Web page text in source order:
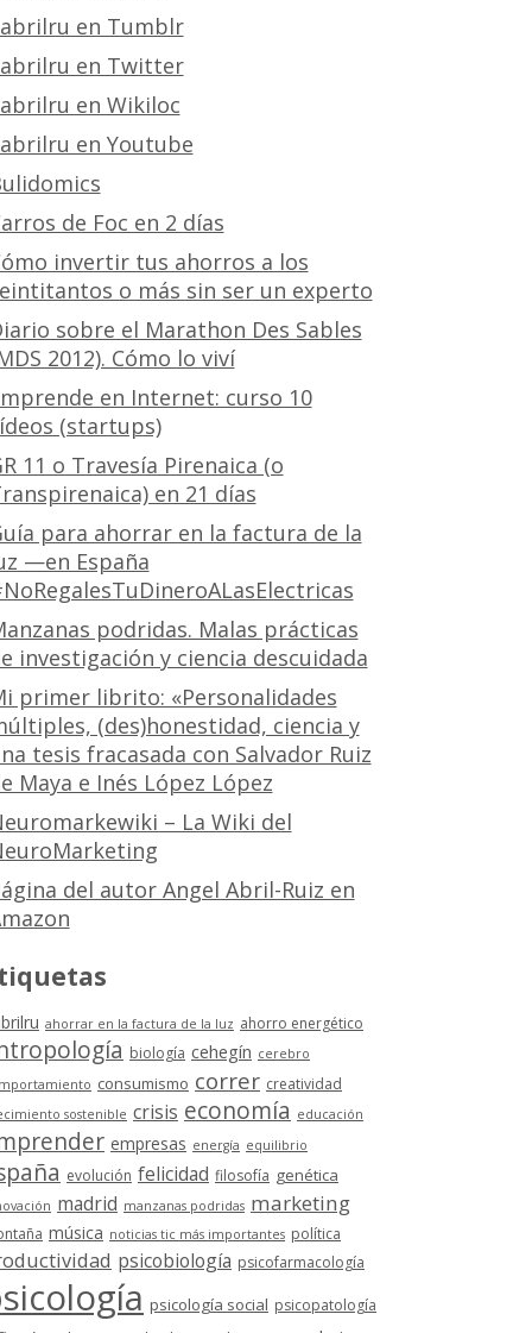
en Tumblr
en Twitter
en Wikiloc
en Youtube
de Foc en 2 días
invertir tus ahorros a los
o más sin ser un experto
sobre el Marathon Des Sables
2012). Cómo lo viví
en Internet: curso 10
(startups)
11 o Travesía Pirenaica (o
en 21 días
para ahorrar en la factura de la
—en España
podridas. Malas prácticas
investigación y ciencia descuidada
primer librito: «Personalidades
(des)honestidad, ciencia y
tesis fracasada con Salvador Ruiz
Maya e Inés López López
– La Wiki del
del autor Angel Abril-Ruiz en
ahorrar en la factura de la luz ahorro energético
biología cehegín cerebro
consumismo correr creatividad
sostenible crisis economía educación
empresas energía equilibrio
evolución felicidad filosofía genética
madrid manzanas podridas marketing
música noticias tic más importantes política
psicobiología psicofarmacología
psicología social psicopatología